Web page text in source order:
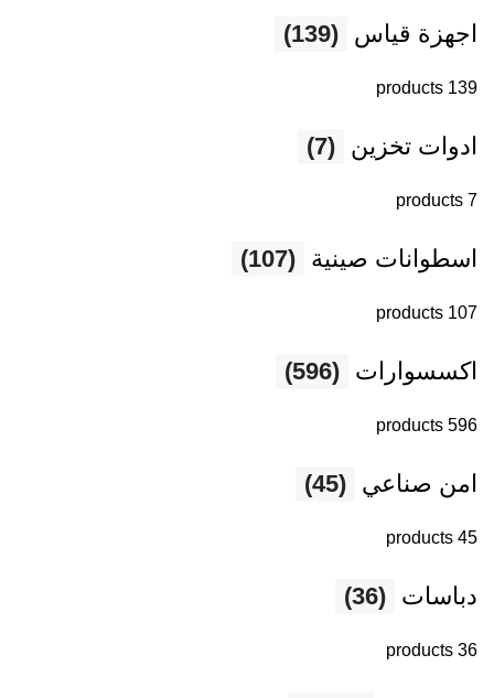
اجهزة قياس (139)
139 products
ادوات تخزين (7)
7 products
اسطوانات صينية (107)
107 products
اكسسوارات (596)
596 products
امن صناعي (45)
45 products
دباسات (36)
36 products